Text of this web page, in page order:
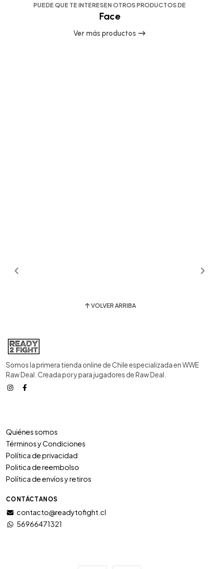
PUEDE QUE TE INTERESEN OTROS PRODUCTOS DE
Face
Ver más productos
VOLVER ARRIBA
Somos la primera tienda online de Chile especializada en WWE
Raw Deal. Creada por y para jugadores de Raw Deal.
Quiénes somos
Términos y Condiciones
Política de privacidad
Politica de reembolso
Política de envíos y retiros
CONTÁCTANOS
contacto@readytofight.cl
56966471321